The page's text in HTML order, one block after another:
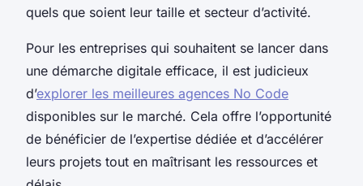
quels que soient leur taille et secteur d’activité.
Pour les entreprises qui souhaitent se lancer dans
une démarche digitale efficace, il est judicieux
d’explorer les meilleures agences No Code
disponibles sur le marché. Cela offre l’opportunité
de bénéficier de l’expertise dédiée et d’accélérer
leurs projets tout en maîtrisant les ressources et